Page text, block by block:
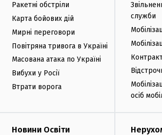
Ракетні обстріли
Карта бойових дій
Мирні переговори
Повітряна тривога в Україні
Масована атака по Україні
Вибухи у Росії
Втрати ворога
служби
осіб
Новини Освіти